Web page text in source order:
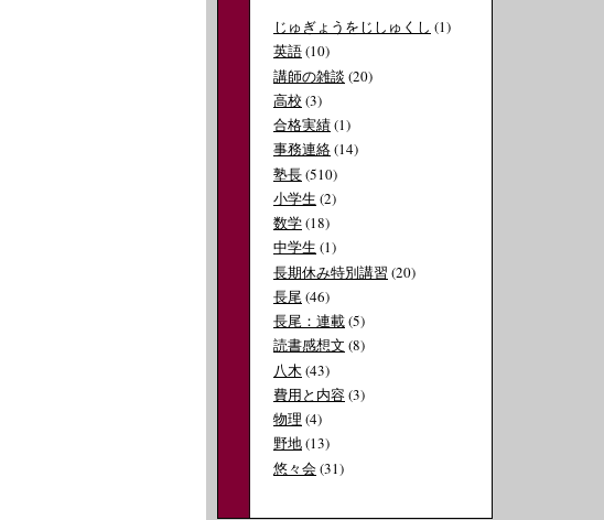
じゅぎょうをじしゅくし (1)
英語(10)
講師の雑談 (20)
高校 (3)
合格実績(1)
事務連絡(14)
塾長(510)
小学生 (2)
数学(18)
中学生 (1)
長期休み特別講習 (20)
長尾(46)
長尾：連載(5)
読書感想文 (8)
八木 (43)
費用と内容(3)
物理 (4)
野地(13)
悠々会(31)